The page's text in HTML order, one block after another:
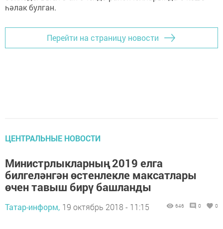
һәлак булган.
Перейти на страницу новости
ЦЕНТРАЛЬНЫЕ НОВОСТИ
Министрлыкларның 2019 елга
билгеләнгән өстенлекле максатлары
өчен тавыш бирү башланды
Татар-информ, 19 октябрь 2018 - 11:15 646 0 0